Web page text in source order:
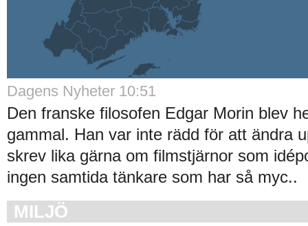
Dagens Nyheter 10:51
Den franske filosofen Edgar Morin blev
gammal. Han var inte rädd för att ändra
skrev lika gärna om filmstjärnor som
ingen samtida tänkare som har så myc..
MILJÖ